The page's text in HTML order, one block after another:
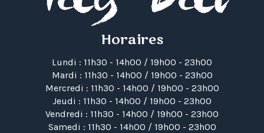
Horaires
Lundi : 11h30 - 14h00 / 19h00 - 23h00
Mardi : 11h30 - 14h00 / 19h00 - 23h00
Mercredi : 11h30 - 14h00 / 19h00 - 23h00
Jeudi : 11h30 - 14h00 / 19h00 - 23h00
Vendredi : 11h30 - 14h00 / 19h00 - 23h00
Samedi : 11h30 - 14h00 / 19h00 - 23h00